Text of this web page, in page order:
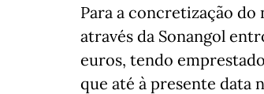
Para a concretização do
através da Sonangol
euros, tendo
que até à presente data